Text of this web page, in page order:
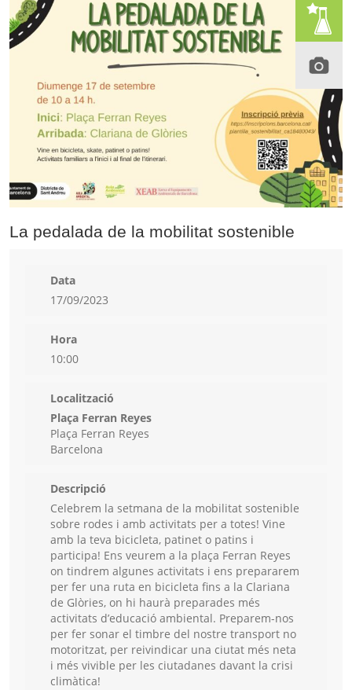
La pedalada de la mobilitat sostenible
Data
17/09/2023
Hora
10:00
Localització
Plaça Ferran Reyes
Plaça Ferran Reyes
Barcelona
Descripció
Celebrem la setmana de la mobilitat sostenible
sobre rodes i amb activitats per a totes! Vine
amb la teva bicicleta, patinet o patins i
participa! Ens veurem a la plaça Ferran Reyes
on tindrem algunes activitats i ens prepararem
per fer una ruta en bicicleta fins a la Clariana
de Glòries, on hi haurà preparades més
activitats d’educació ambiental. Preparem-nos
per fer sonar el timbre del nostre transport no
motoritzat, per reivindicar una ciutat més neta
i més vivible per les ciutadanes davant la crisi
climàtica!